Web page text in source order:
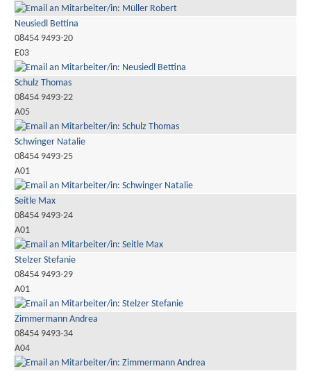
Neusiedl Bettina
08454 9493-20
E03
Schulz Thomas
08454 9493-22
A05
Schwinger Natalie
08454 9493-25
A01
Seitle Max
08454 9493-24
A01
Stelzer Stefanie
08454 9493-29
A01
Zimmermann Andrea
08454 9493-34
A04